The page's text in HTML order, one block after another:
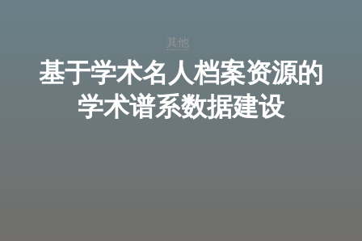
其他
基于学术名人档案资源的
学术谱系数据建设